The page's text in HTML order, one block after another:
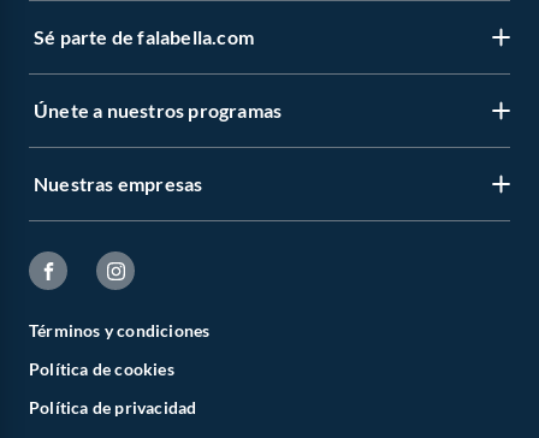
Sé parte de falabella.com
Únete a nuestros programas
Nuestras empresas
Términos y condiciones
Política de cookies
Política de privacidad